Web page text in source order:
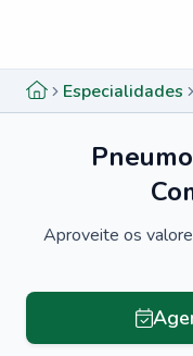
Especialidades
Aproveite os